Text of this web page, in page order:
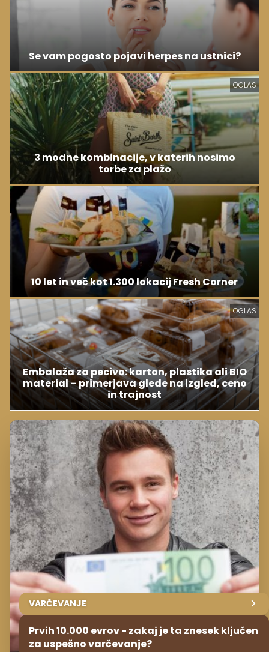
Se vam pogosto pojavi herpes na ustnici?
OGLAS
3 modne kombinacije, v katerih nosimo
torbe za plažo
10 let in več kot 1.300 lokacij Fresh Corner
OGLAS
Embalaža za pecivo: karton, plastika ali BIO
material – primerjava glede na izgled, ceno
in trajnost
VARČEVANJE
Prvih 10.000 evrov - zakaj je ta znesek ključen
za uspešno varčevanje?